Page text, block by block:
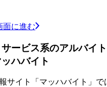
面に進む
ービス系のアルバイ
ハバイト
サイト「マッハバイト」で